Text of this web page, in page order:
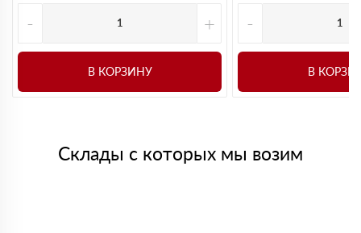
- +
В КОРЗИНУ
-
В
Склады с которых мы возим